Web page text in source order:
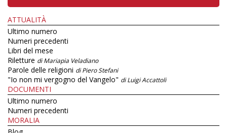
ATTUALITÀ
Ultimo numero
Numeri precedenti
Libri del mese
Riletture di Mariapia Veladiano
Parole delle religioni di Piero Stefani
"Io non mi vergogno del Vangelo" di Luigi Accattoli
DOCUMENTI
Ultimo numero
Numeri precedenti
MORALIA